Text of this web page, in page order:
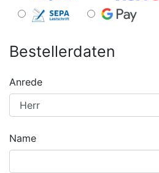
Bestellerdaten
Anrede
Name